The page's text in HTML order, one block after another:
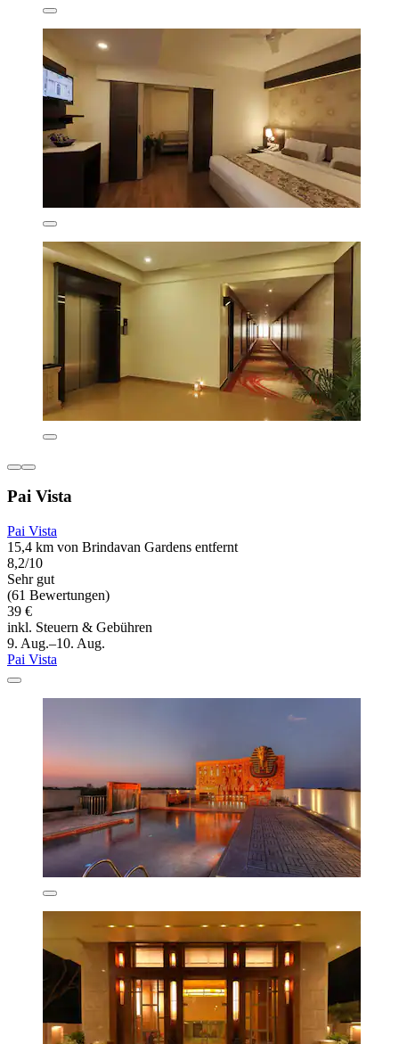
Pai Vista
Pai Vista
15,4 km von Brindavan Gardens entfernt
8,2/10
Sehr gut
(61 Bewertungen)
39 €
inkl. Steuern & Gebühren
9. Aug.–10. Aug.
Pai Vista